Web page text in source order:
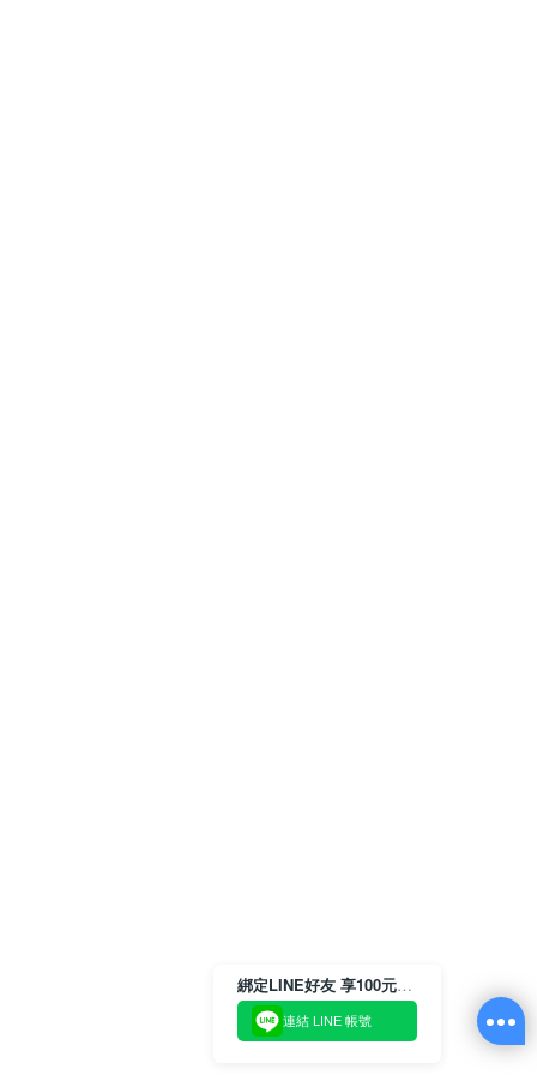
綁定LINE好友 享100元折價券
連結 LINE 帳號